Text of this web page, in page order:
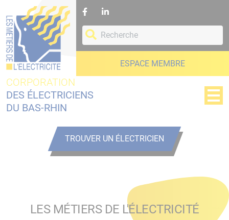
ESPACE MEMBRE
CORPORATION
DES ÉLECTRICIENS
DU BAS-RHIN
TROUVER UN ÉLECTRICIEN
LES MÉTIERS DE L'ÉLECTRICITÉ
Panneau de gestion des cookies